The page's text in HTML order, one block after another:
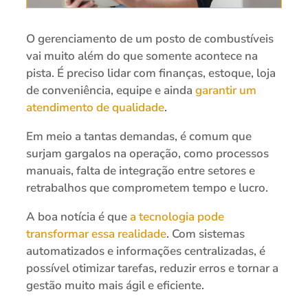
O gerenciamento de um posto de combustíveis
vai muito além do que somente acontece na
pista. É preciso lidar com finanças, estoque, loja
de conveniência, equipe e ainda garantir um
atendimento de qualidade.
Em meio a tantas demandas, é comum que
surjam gargalos na operação, como processos
manuais, falta de integração entre setores e
retrabalhos que comprometem tempo e lucro.
A boa notícia é quea tecnologia pode
transformar essa realidade. Com sistemas
automatizados e informações centralizadas, é
possível otimizar tarefas, reduzir erros e tornar a
gestão muito mais ágil e eficiente.